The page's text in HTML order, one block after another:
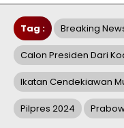
Tag : Breaking
Calon Presiden Dari
Ikatan Cendekiawan
Pilpres 2024